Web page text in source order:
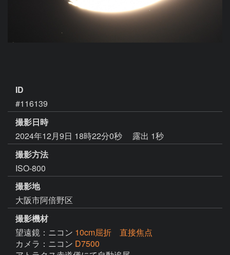
ID
#116139
撮影日時
2024年12月9日 18時22分0秒
露出 1秒
撮影方法
ISO-800
撮影地
大阪市阿倍野区
撮影機材
望遠鏡：ニコン 10cm屈折 直接焦点
カメラ：ニコン D7500